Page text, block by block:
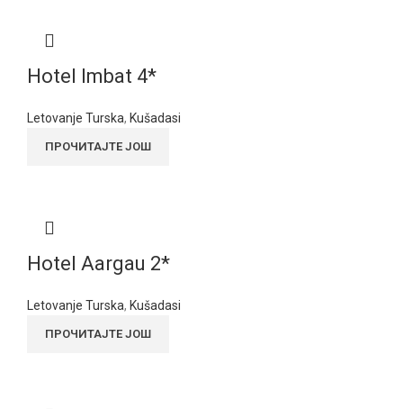
Hotel Imbat 4*
Letovanje Turska, Kušadasi
ПРОЧИТАЈТЕ ЈОШ
Hotel Aargau 2*
Letovanje Turska, Kušadasi
ПРОЧИТАЈТЕ ЈОШ